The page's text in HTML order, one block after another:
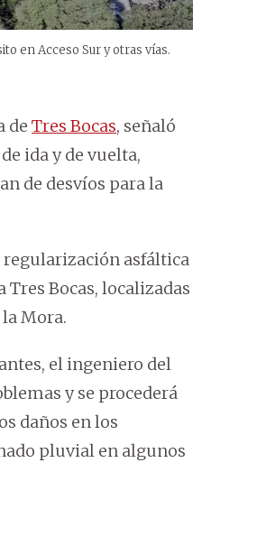
en Acceso Sur y otras vías.
de Tres Bocas, señaló
ida y de vuelta,
de desvíos para la
asfáltica
Bocas, localizadas
Mora.
el ingeniero del
y se procederá
daños en los
pluvial en algunos